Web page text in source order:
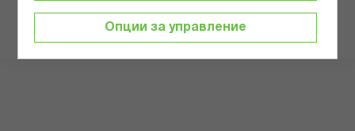
Опции за управление